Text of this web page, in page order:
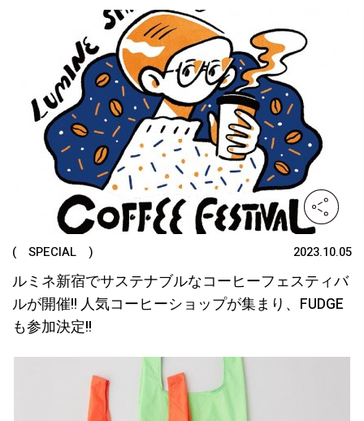
( SPECIAL ) 2023.10.05
ルミネ新宿でサステナブルなコーヒーフェスティバ
ルが開催!! 人気コーヒーショップが集まり、FUDGE
も参加決定!!